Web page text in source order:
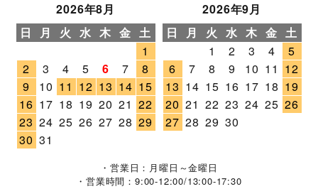
2026年8月
日
月 火 水 木 金 土
1
2
3 4 5 6 7
8
9
10 11 12 13 14 15
16 17 18 19 20 21 22
23 24 25 26 27 28 29
30 31
2026年9月
日
月 火 水 木 金 土
1
2 3 4
5
6
7 8 9 10 11 12
13 14 15 16 17 18 19
20 21 22 23 24 25 26
27 28 29 30
・営業日：月曜日～金曜日
・営業時間：9:00-12:00/13:00-17:30